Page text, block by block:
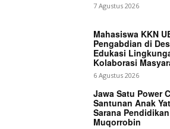
7 Agustus 2026
Mahasiswa KKN
Pengabdian di
Edukasi
Kolaborasi
6 Agustus 2026
Jawa Satu Power
Santunan Anak
Sarana
Muqorrobin